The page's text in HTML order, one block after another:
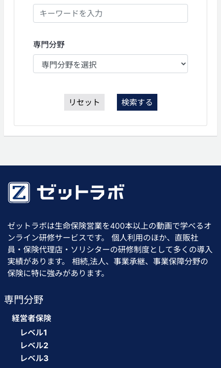
専門分野
リセット 検索する
ゼットラボは生命保険営業を400本以上の動画で学べるオ
ンライン研修サービスです。 個人利用のほか、直販社
員・保険代理店・ソリシターの研修制度として多くの導入
実績があります。 相続,法人、事業承継、事業保障分野の
保険に特に強みがあります。
専門分野
経営者保険
レベル1
レベル2
レベル3